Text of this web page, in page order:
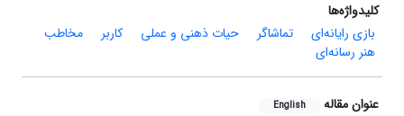
کلیدواژه‌ها
بازی رایانه‌ای
تماشاگر حیات ذهنی و عملی کاربر
مخاطب
هنر رسانه‌ای
عنوان مقاله English